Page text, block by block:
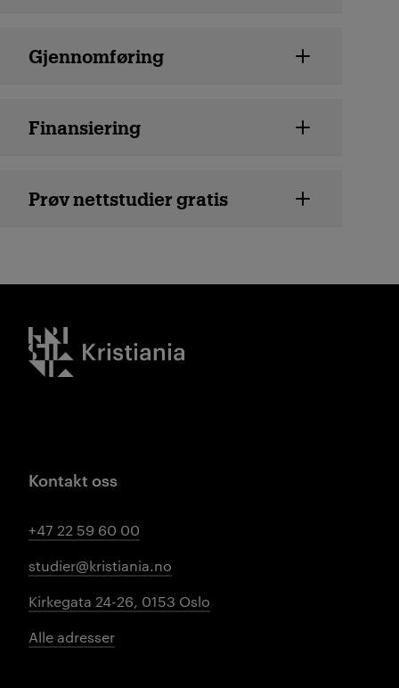
Gjennomføring
Finansiering
Prøv nettstudier gratis
Kristiania logo
Kontakt oss
+47 22 59 60 00
studier@kristiania.no
Kirkegata 24-26, 0153 Oslo
Alle adresser